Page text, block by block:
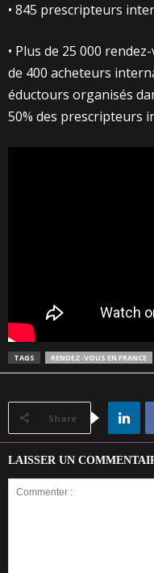
• 845 prescripteurs
• Plus de 25 000
de 400 acheteurs
éductours organisés
50% des prescripteurs
TAGS RENDEZ-VOUS EN FRANCE
Share
LAISSER UN